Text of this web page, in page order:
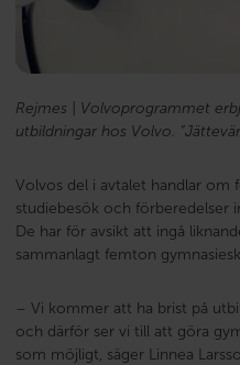
Rejmes | Volvoprogrammet
utbildningar hos Volvo.
Volvos del i avtalet handlar om
studiebesök och förberedelser
De har för avsikt att ingå
sammanlagt femton
– Vi kommer att ha brist på
och därför ser vi till att göra
som möjligt, säger Linnea